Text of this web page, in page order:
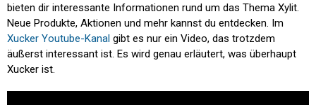
bieten dir interessante Informationen rund um das Thema Xylit.
Neue Produkte, Aktionen und mehr kannst du entdecken. Im
Xucker Youtube-Kanal gibt es nur ein Video, das trotzdem
äußerst interessant ist. Es wird genau erläutert, was überhaupt
Xucker ist.